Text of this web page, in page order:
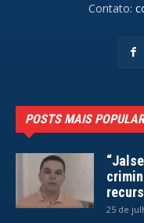
Contato:
POSTS MAIS
25 de